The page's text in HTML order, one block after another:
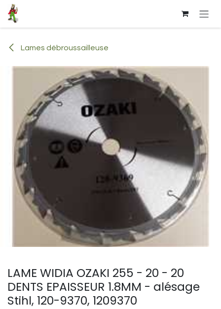
Se rendre au contenu
Lames débroussailleuse
LAME WIDIA OZAKI 255 - 20 - 20
DENTS EPAISSEUR 1.8MM - alésage
Stihl, 120-9370, 1209370